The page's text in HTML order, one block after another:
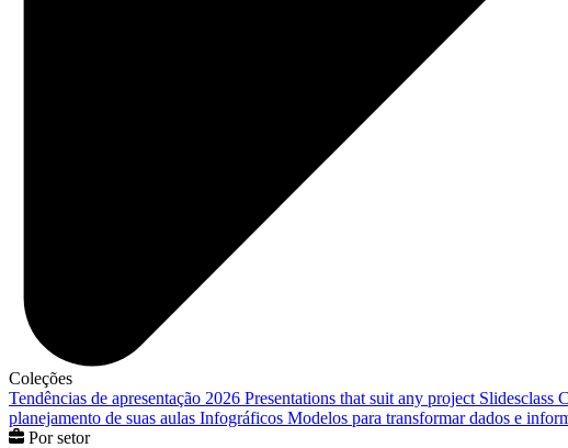
Coleções
Tendências de apresentação 2026 Presentations that suit any project Slidesclass
planejamento de suas aulas Infográficos Modelos para transformar dados e
Por setor